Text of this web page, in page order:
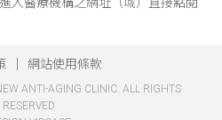
入醫療機構之網址（域）直接點閱
網站使用條款
ANTI-AGING CLINIC. ALL RIGHTS
RESERVED.